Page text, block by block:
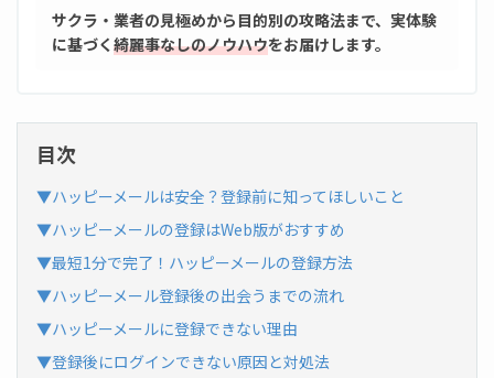
サクラ・業者の見極めから目的別の攻略法まで、実体験
に基づく 綺麗事なしのノウハウをお届けします。
目次
▼ハッピーメールは安全？登録前に知ってほしいこと
▼ハッピーメールの登録はWeb版がおすすめ
▼最短1分で完了！ハッピーメールの登録方法
▼ハッピーメール登録後の出会うまでの流れ
▼ハッピーメールに登録できない理由
▼登録後にログインできない原因と対処法